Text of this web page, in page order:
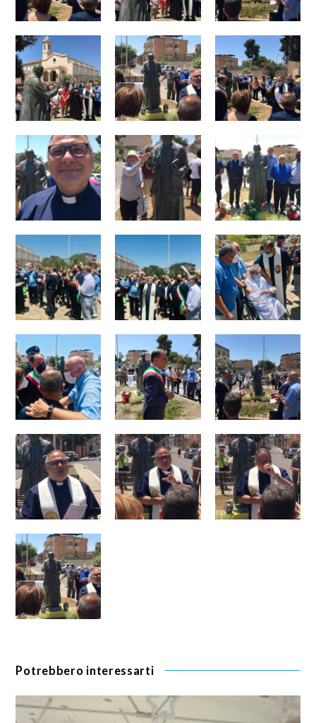
Potrebbero interessarti